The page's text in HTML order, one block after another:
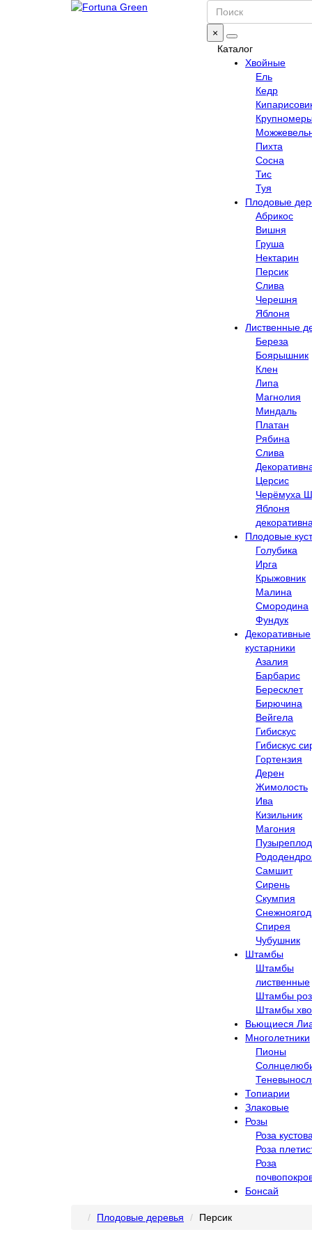
×
Каталог
Хвойные
Ель
Кедр
Пихта
Сосна
Тис
Туя
Плодовые
Абрикос
Вишня
Груша
Нектарин
Персик
Слива
Черешня
Яблоня
Лиственные
Береза
Боярышник
Клен
Липа
Магнолия
Миндаль
Платан
Рябина
Слива
Церсис
Черёмуха
Яблоня
Плодовые
Голубика
Ирга
Крыжовник
Малина
Смородина
Фундук
Декоративные
кустарники
Азалия
Барбарис
Бересклет
Бирючина
Вейгела
Гибискус
Гибискус
Гортензия
Дерен
Жимолость
Ива
Кизильник
Магония
Самшит
Сирень
Скумпия
Спирея
Чубушник
Штамбы
Штамбы
лиственные
Штамбы
Штамбы
Вьющиеся
Многолетники
Пионы
Топиарии
Злаковые
Розы
Роза
Роза
Роза
Бонсай
Плодовые деревья Персик